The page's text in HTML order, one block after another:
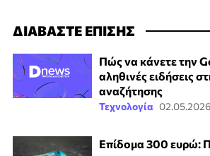
ΔΙΑΒΑΣΤΕ ΕΠΙΣΗΣ
Πώς να κάνετε την
αληθινές ειδήσεις
αναζήτησης
Τεχνολογία
Επίδομα 300 ευρώ: